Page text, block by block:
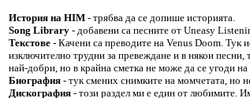
История на HIM - трябва да се допише историята.
Song Library - добавени са песните от Uneasy
Текстове - Качени са преводите на Venus Doom. Тук
изключително трудни за превеждане и в някои песни,
най-добри, но в крайна сметка не може да се угоди
Биография - тук смених снимките на момчетата, но
Дискография - този раздел ми е един от любимите.